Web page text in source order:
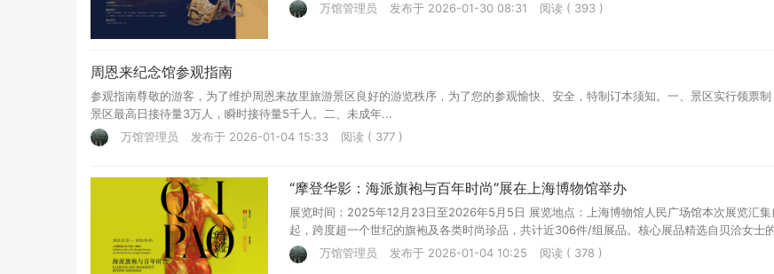
万馆管理员 发布于 2026-01-30 08:31 阅读 ( 393 )
周恩来纪念馆参观指南
参观指南尊敬的游客，为了维护周恩来故里旅游景区良好的游览秩序，为了您的参观愉快、安全，特制订本须知。一、景区实行领票制
景区最高日接待量3万人，瞬时接待量5千人。二、未成年...
万馆管理员 发布于 2026-01-04 15:33 阅读 ( 377 )
“摩登华影：海派旗袍与百年时尚”展在上海博物馆举办
展览时间：2025年12月23日至2026年5月5日 展览地点：上海博物馆人民广场馆本次展览汇集
起，跨度超一个世纪的旗袍及各类时尚珍品，共计近306件/组展品。核心展品精选自贝洽女士
万馆管理员 发布于 2026-01-04 10:25 阅读 ( 378 )